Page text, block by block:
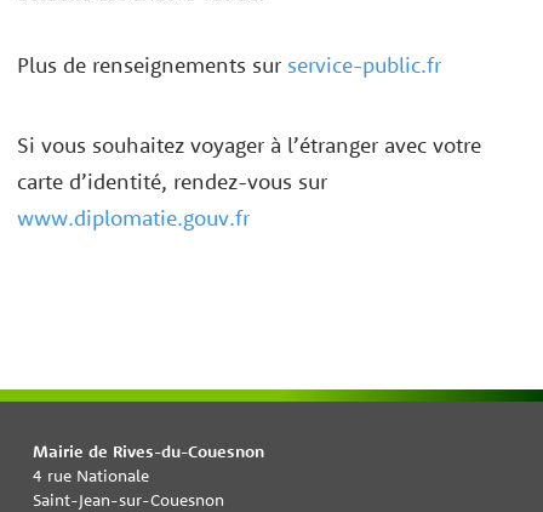
Plus de renseignements sur service-public.fr
Si vous souhaitez voyager à l’étranger avec votre
carte d’identité, rendez-vous sur
www.diplomatie.gouv.fr
Mairie de Rives-du-Couesnon
4 rue Nationale
Saint-Jean-sur-Couesnon